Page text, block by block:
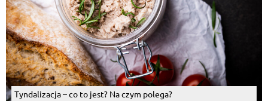
Tyndalizacja – co to jest? Na czym polega?